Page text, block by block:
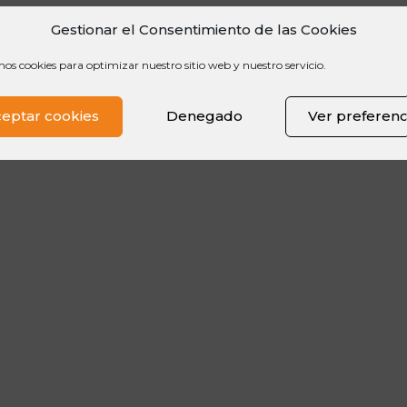
Gestionar el Consentimiento de las Cookies
cookies para optimizar nuestro sitio web y nuestro servicio.
cookies Denegado Ver